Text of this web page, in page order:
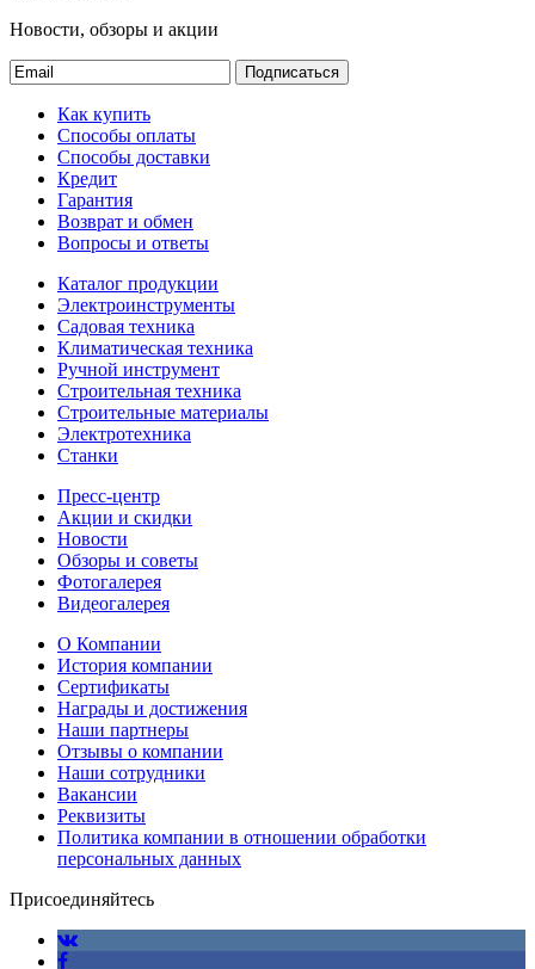
Новости, обзоры и акции
Подписаться
Как купить
Способы оплаты
Способы доставки
Кредит
Гарантия
Возврат и обмен
Вопросы и ответы
Каталог продукции
Электроинструменты
Садовая техника
Климатическая техника
Ручной инструмент
Строительная техника
Строительные материалы
Электротехника
Станки
Пресс-центр
Акции и скидки
Новости
Обзоры и советы
Фотогалерея
Видеогалерея
О Компании
История компании
Сертификаты
Награды и достижения
Наши партнеры
Отзывы о компании
Наши сотрудники
Вакансии
Реквизиты
Политика компании в отношении обработки
персональных данных
Присоединяйтесь